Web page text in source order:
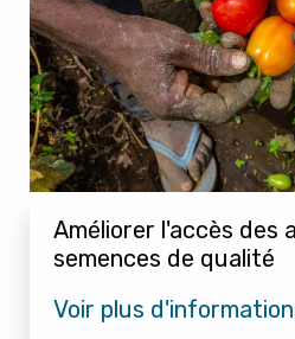
Améliorer l'accès des
semences de qualité
Voir plus